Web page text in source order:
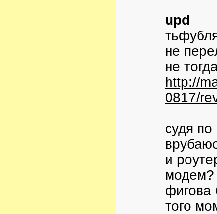
upd
не
не
http://
0817/
судя
и
модем?
фигова
того